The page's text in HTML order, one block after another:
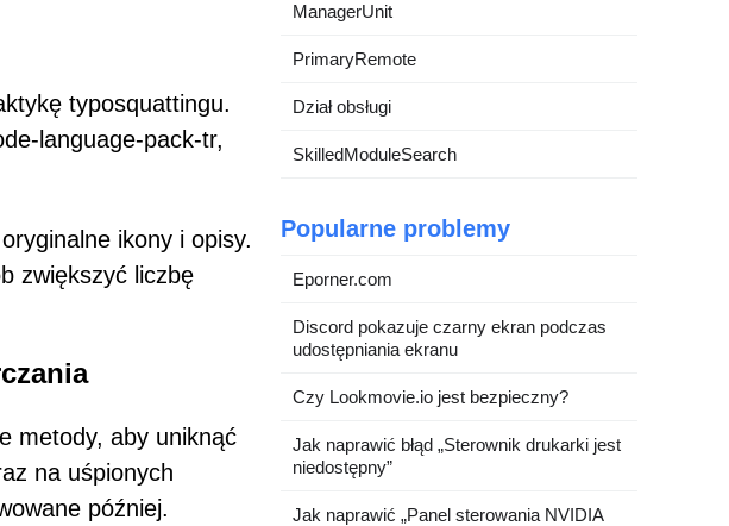
typosquattingu.
language-pack-tr,
ikony i opisy.
zwiększyć liczbę
metody, aby uniknąć
na uśpionych
później.
ManagerUnit
PrimaryRemote
Dział obsługi
SkilledModuleSearch
Popularne problemy
Eporner.com
Discord pokazuje czarny ekran podczas
udostępniania ekranu
Czy Lookmovie.io jest bezpieczny?
Jak naprawić błąd „Sterownik drukarki jest
niedostępny”
Jak naprawić „Panel sterowania NVIDIA